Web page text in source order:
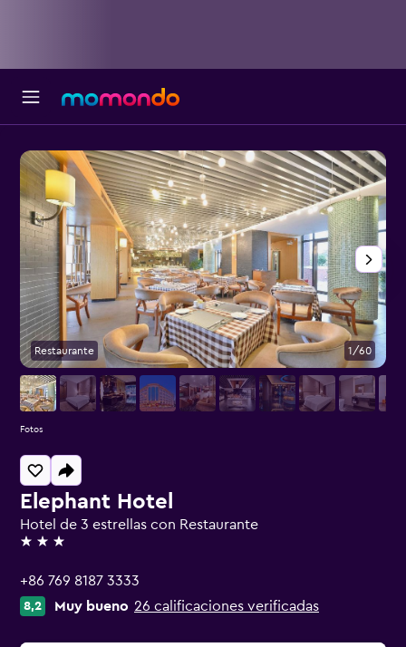
Elephant Hotel
Hotel de 3 estrellas con Restaurante
3 estrellas
+86 769 8187 3333
8,2 Muy bueno 26 calificaciones verificadas
Restaurante 1/60
Fotos